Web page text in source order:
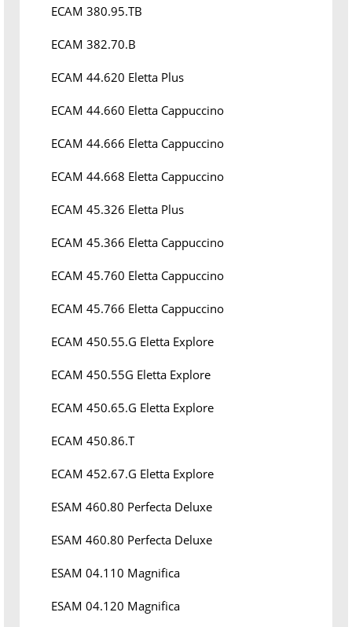
ECAM 380.95.TB
ECAM 382.70.B
ECAM 44.620 Eletta Plus
ECAM 44.660 Eletta Cappuccino
ECAM 44.666 Eletta Cappuccino
ECAM 44.668 Eletta Cappuccino
ECAM 45.326 Eletta Plus
ECAM 45.366 Eletta Cappuccino
ECAM 45.760 Eletta Cappuccino
ECAM 45.766 Eletta Cappuccino
ECAM 450.55.G Eletta Explore
ECAM 450.55G Eletta Explore
ECAM 450.65.G Eletta Explore
ECAM 450.86.T
ECAM 452.67.G Eletta Explore
ESAM 460.80 Perfecta Deluxe
ESAM 460.80 Perfecta Deluxe
ESAM 04.110 Magnifica
ESAM 04.120 Magnifica